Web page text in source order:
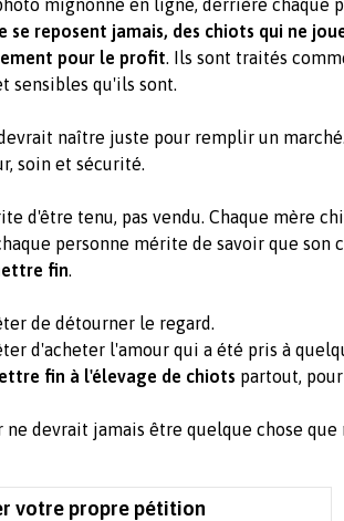
mignonne en ligne, derrière chaque
se reposent jamais, des chiots qui ne
pour le profit. Ils sont traités
sensibles qu'ils sont.
naître juste pour remplir un
soin et sécurité.
d'être tenu, pas vendu. Chaque mère
personne mérite de savoir que son
fin.
de détourner le regard.
d'acheter l'amour qui a été pris à
fin à l'élevage de chiots partout,
ne devrait jamais être quelque chose que
votre propre pétition